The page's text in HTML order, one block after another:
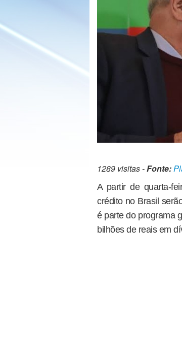
1289 visitas -Fonte:
A partir de quarta-
crédito no Brasil
é parte do programa
bilhões de reais em